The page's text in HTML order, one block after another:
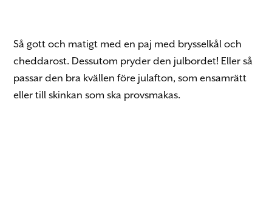
Så gott och matigt med en paj med brysselkål och
cheddarost. Dessutom pryder den julbordet! Eller så
passar den bra kvällen före julafton, som ensamrätt
eller till skinkan som ska provsmakas.